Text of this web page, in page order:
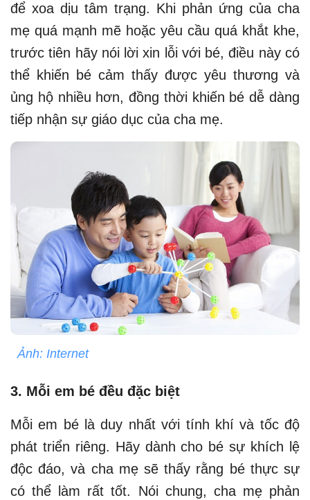
để xoa dịu tâm trạng. Khi phản ứng của cha
mẹ quá mạnh mẽ hoặc yêu cầu quá khắt khe,
trước tiên hãy nói lời xin lỗi với bé, điều này có
thể khiến bé cảm thấy được yêu thương và
ủng hộ nhiều hơn, đồng thời khiến bé dễ dàng
tiếp nhận sự giáo dục của cha mẹ.
Ảnh: Internet
3. Mỗi em bé đều đặc biệt
Mỗi em bé là duy nhất với tính khí và tốc độ
phát triển riêng. Hãy dành cho bé sự khích lệ
độc đáo, và cha mẹ sẽ thấy rằng bé thực sự
có thể làm rất tốt. Nói chung, cha mẹ phản